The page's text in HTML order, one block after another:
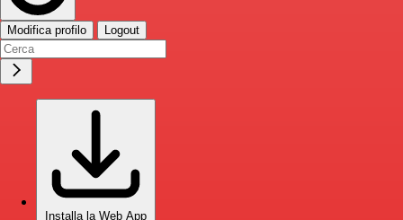
Modifica profilo Logout
Installa la Web App